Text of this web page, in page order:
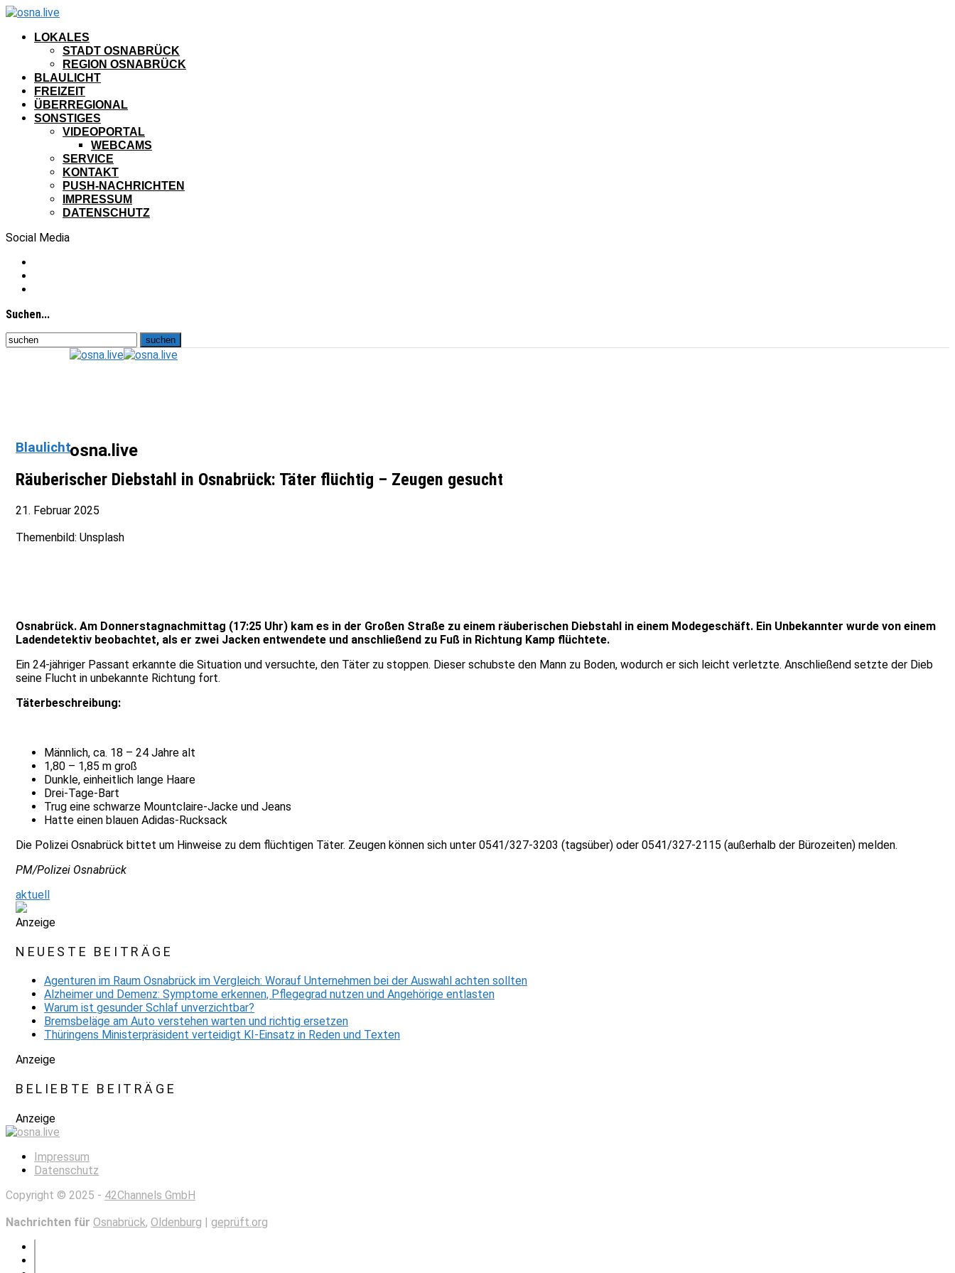
LOKALES
STADT OSNABRÜCK
REGION OSNABRÜCK
BLAULICHT
FREIZEIT
ÜBERREGIONAL
SONSTIGES
VIDEOPORTAL
WEBCAMS
SERVICE
KONTAKT
PUSH-NACHRICHTEN
IMPRESSUM
DATENSCHUTZ
Social Media
Suchen...
osna.live
Blaulicht
Räuberischer Diebstahl in Osnabrück: Täter flüchtig – Zeugen gesucht
21. Februar 2025
Themenbild: Unsplash
Osnabrück. Am Donnerstagnachmittag (17:25 Uhr) kam es in der Großen Straße zu einem räuberischen Diebstahl in einem Modegeschäft. Ein Unbekannter wurde von einem
Ladendetektiv beobachtet, als er zwei Jacken entwendete und anschließend zu Fuß in Richtung Kamp flüchtete.
Ein 24-jähriger Passant erkannte die Situation und versuchte, den Täter zu stoppen. Dieser schubste den Mann zu Boden, wodurch er sich leicht verletzte. Anschließend setzte der Dieb
seine Flucht in unbekannte Richtung fort.
Täterbeschreibung:
Männlich, ca. 18 – 24 Jahre alt
1,80 – 1,85 m groß
Dunkle, einheitlich lange Haare
Drei-Tage-Bart
Trug eine schwarze Mountclaire-Jacke und Jeans
Hatte einen blauen Adidas-Rucksack
Die Polizei Osnabrück bittet um Hinweise zu dem flüchtigen Täter. Zeugen können sich unter 0541/327-3203 (tagsüber) oder 0541/327-2115 (außerhalb der Bürozeiten) melden.
PM/Polizei Osnabrück
aktuell
Anzeige
NEUESTE BEITRÄGE
Agenturen im Raum Osnabrück im Vergleich: Worauf Unternehmen bei der Auswahl achten sollten
Alzheimer und Demenz: Symptome erkennen, Pflegegrad nutzen und Angehörige entlasten
Warum ist gesunder Schlaf unverzichtbar?
Bremsbeläge am Auto verstehen warten und richtig ersetzen
Thüringens Ministerpräsident verteidigt KI-Einsatz in Reden und Texten
Anzeige
BELIEBTE BEITRÄGE
Anzeige
Impressum
Datenschutz
Copyright © 2025 - 42Channels GmbH
Nachrichten für Osnabrück, Oldenburg | geprüft.org